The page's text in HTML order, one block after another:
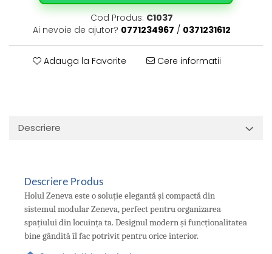
Cod Produs: C1037
Ai nevoie de ajutor? 0771234967 / 0371231612
Adauga la Favorite Cere informatii
Descriere
Descriere Produs
Holul Zeneva este o soluție elegantă și compactă din
sistemul modular Zeneva, perfect pentru organizarea
spațiului din locuința ta. Designul modern și funcționalitatea
bine gândită îl fac potrivit pentru orice interior.